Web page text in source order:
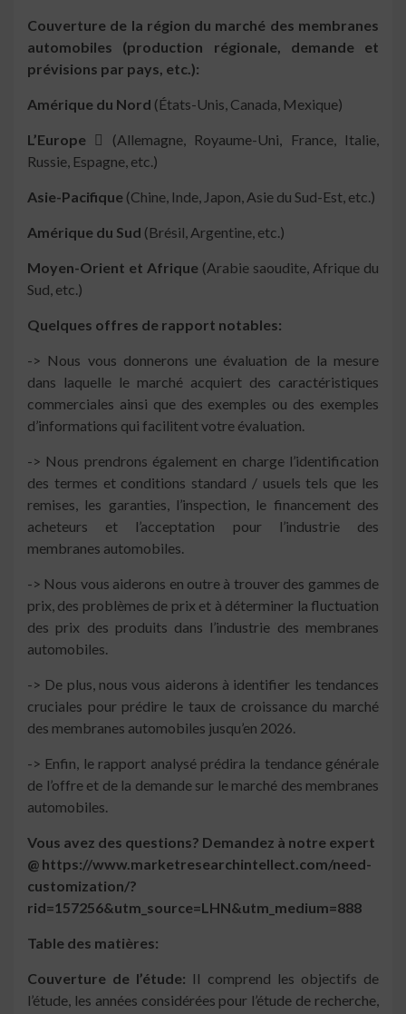
Couverture de la région du marché des membranes
automobiles (production régionale, demande et
prévisions par pays, etc.):
Amérique du Nord (États-Unis, Canada, Mexique)
L’Europe 
(Allemagne, Royaume-Uni, France, Italie,
Russie, Espagne, etc.)
Asie-Pacifique (Chine, Inde, Japon, Asie du Sud-Est, etc.)
Amérique du Sud (Brésil, Argentine, etc.)
Moyen-Orient et Afrique (Arabie saoudite, Afrique du
Sud, etc.)
Quelques offres de rapport notables:
-> Nous vous donnerons une évaluation de la mesure
dans laquelle le marché acquiert des caractéristiques
commerciales ainsi que des exemples ou des exemples
d’informations qui facilitent votre évaluation.
-> Nous prendrons également en charge l’identification
des termes et conditions standard / usuels tels que les
remises, les garanties, l’inspection, le financement des
acheteurs et l’acceptation pour l’industrie des
membranes automobiles.
-> Nous vous aiderons en outre à trouver des gammes de
prix, des problèmes de prix et à déterminer la fluctuation
des prix des produits dans l’industrie des membranes
automobiles.
-> De plus, nous vous aiderons à identifier les tendances
cruciales pour prédire le taux de croissance du marché
des membranes automobiles jusqu’en 2026.
-> Enfin, le rapport analysé prédira la tendance générale
de l’offre et de la demande sur le marché des membranes
automobiles.
Vous avez des questions? Demandez à notre expert
@ https://www.marketresearchintellect.com/need-
customization/?
rid=157256&utm_source=LHN&utm_medium=888
Table des matières:
Couverture de l’étude: Il comprend les objectifs de
l’étude, les années considérées pour l’étude de recherche,